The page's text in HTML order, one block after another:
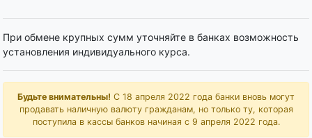
При обмене крупных сумм уточняйте в банках возможность
установления индивидуального курса.
Будьте внимательны! С 18 апреля 2022 года банки вновь могут
продавать наличную валюту гражданам, но только ту, которая
поступила в кассы банков начиная с 9 апреля 2022 года.